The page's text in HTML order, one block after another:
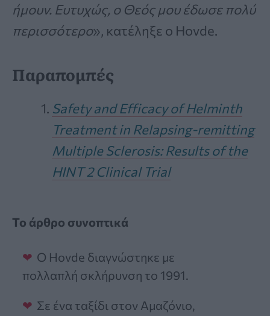
ήμουν. Ευτυχώς, ο Θεός μου έδωσε πολύ
περισσότερο», κατέληξε ο Hovde.
Παραπομπές
Safety and Efficacy of Helminth
Treatment in Relapsing-remitting
Multiple Sclerosis: Results of the
HINT 2 Clinical Trial
Το άρθρο συνοπτικά
Ο Hovde διαγνώστηκε με
πολλαπλή σκλήρυνση το 1991.
Σε ένα ταξίδι στον Αμαζόνιο,